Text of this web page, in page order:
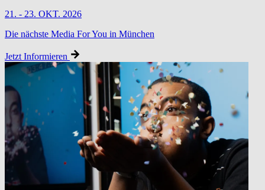
21. - 23. OKT. 2026
Die nächste Media For You in München
Jetzt Informieren